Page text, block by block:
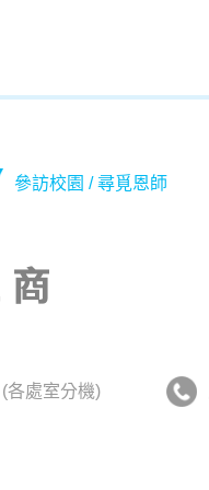
參訪校園 / 尋覓恩師
各處室分機)